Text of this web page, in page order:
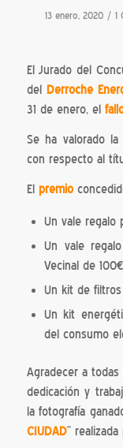
13 enero, 2020 / 1
El Jurado del
del
Derroche
31 de enero, el
Se ha valorado la
con respecto al
El premio
Un vale regalo
Un vale
Vecinal de 100€
Un kit de
Un kit
del consumo
Agradecer a
dedicación y
la fotografía
CIUDAD” realizada